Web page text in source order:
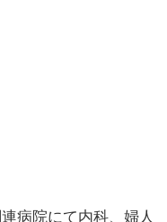
病院にて内科、婦人